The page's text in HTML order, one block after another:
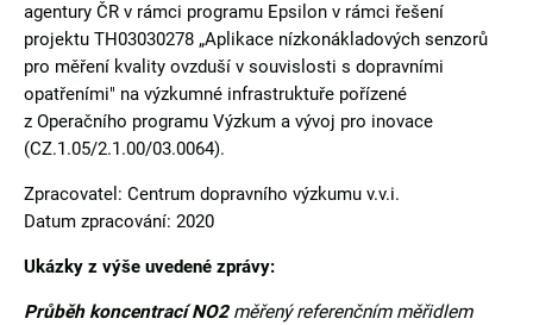
agentury ČR v rámci programu Epsilon v rámci řešení
projektu TH03030278 „Aplikace nízkonákladových senzorů
pro měření kvality ovzduší v souvislosti s dopravními
opatřeními" na výzkumné infrastruktuře pořízené
z Operačního programu Výzkum a vývoj pro inovace
(CZ.1.05/2.1.00/03.0064).
Zpracovatel: Centrum dopravního výzkumu v.v.i.
Datum zpracování: 2020
Ukázky z výše uvedené zprávy:
Průběh koncentrací NO2měřený referenčním měřidlem